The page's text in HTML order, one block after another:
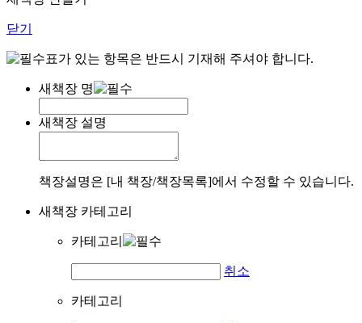
닫기
표가 있는 항목은 반드시 기재해 주셔야 합니다.
새책장 명
새책장 설명
책장설명은 [내 책장/책장목록]에서 수정할 수 있습니다.
새책장 카테고리
카테고리
취소
카테고리